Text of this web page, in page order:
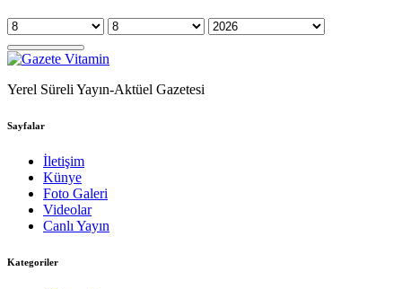
Yerel Süreli Yayın-Aktüel Gazetesi
Sayfalar
İletişim
Künye
Foto Galeri
Videolar
Canlı Yayın
Kategoriler